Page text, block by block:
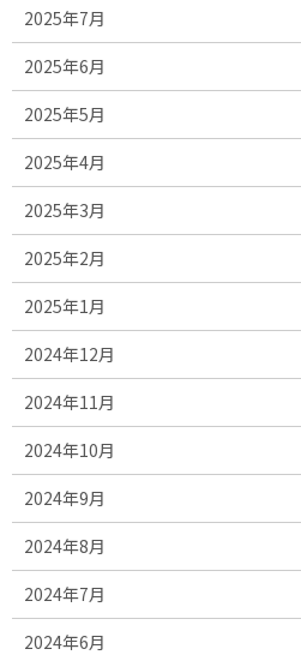
2025年7月
2025年6月
2025年5月
2025年4月
2025年3月
2025年2月
2025年1月
2024年12月
2024年11月
2024年10月
2024年9月
2024年8月
2024年7月
2024年6月